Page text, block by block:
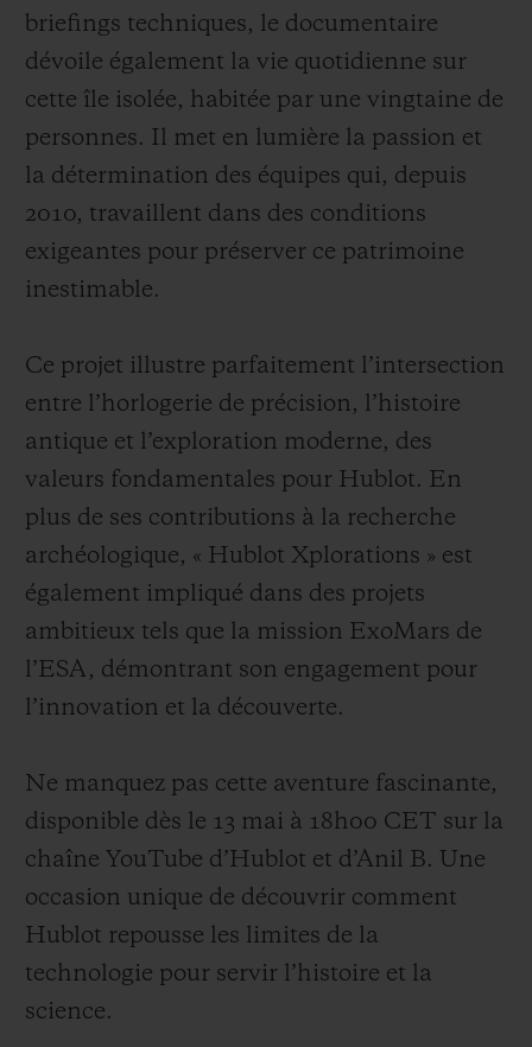
briefings techniques, le documentaire
dévoile également la vie quotidienne sur
cette île isolée, habitée par une vingtaine de
personnes. Il met en lumière la passion et
la détermination des équipes qui, depuis
2010, travaillent dans des conditions
exigeantes pour préserver ce patrimoine
inestimable.
Ce projet illustre parfaitement l’intersection
entre l’horlogerie de précision, l’histoire
antique et l’exploration moderne, des
valeurs fondamentales pour Hublot. En
plus de ses contributions à la recherche
archéologique, « Hublot Xplorations » est
également impliqué dans des projets
ambitieux tels que la mission ExoMars de
l’ESA, démontrant son engagement pour
l’innovation et la découverte.
Ne manquez pas cette aventure fascinante,
disponible dès le 13 mai à 18h00 CET sur la
chaîne YouTube d’Hublot et d’Anil B. Une
occasion unique de découvrir comment
Hublot repousse les limites de la
technologie pour servir l’histoire et la
science.